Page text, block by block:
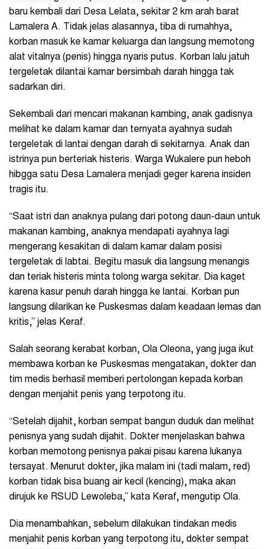
baru kembali dari Desa Lelata, sekitar 2 km arah barat
Lamalera A. Tidak jelas alasannya, tiba di rumahhya,
korban masuk ke kamar keluarga dan langsung memotong
alat vitalnya (penis) hingga nyaris putus. Korban lalu jatuh
tergeletak dilantai kamar bersimbah darah hingga tak
sadarkan diri.
Sekembali dari mencari makanan kambing, anak gadisnya
melihat ke dalam kamar dan ternyata ayahnya sudah
tergeletak di lantai dengan darah di sekitarnya. Anak dan
istrinya pun berteriak histeris. Warga Wukalere pun heboh
hibgga satu Desa Lamalera menjadi geger karena insiden
tragis itu.
“Saat istri dan anaknya pulang dari potong daun-daun untuk
makanan kambing, anaknya mendapati ayahnya lagi
mengerang kesakitan di dalam kamar dalam posisi
tergeletak di labtai. Begitu masuk dia langsung menangis
dan teriak histeris minta tolong warga sekitar. Dia kaget
karena kasur penuh darah hingga ke lantai. Korban pun
langsung dilarikan ke Puskesmas dalam keadaan lemas dan
kritis,” jelas Keraf.
Salah seorang kerabat korban, Ola Oleona, yang juga ikut
membawa korban ke Puskesmas mengatakan, dokter dan
tim medis berhasil memberi pertolongan kepada korban
dengan menjahit penis yang terpotong itu.
“Setelah dijahit, korban sempat bangun duduk dan melihat
penisnya yang sudah dijahit. Dokter menjelaskan bahwa
korban memotong penisnya pakai pisau karena lukanya
tersayat. Menurut dokter, jika malam ini (tadi malam, red)
korban tidak bisa buang air kecil (kencing), maka akan
dirujuk ke RSUD Lewoleba,” kata Keraf, mengutip Ola.
Dia menambahkan, sebelum dilakukan tindakan medis
menjahit penis korban yang terpotong itu, dokter sempat